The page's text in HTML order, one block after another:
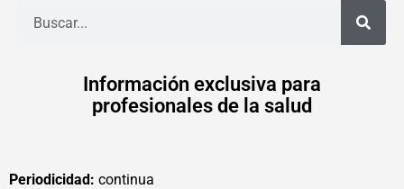
Información exclusiva para
profesionales de la salud
Periodicidad: continua